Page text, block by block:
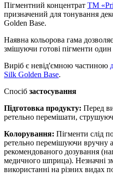
Пігментний концентрат ТМ
призначений для тонування
Golden Base.
Наявна кольорова гама
змішуючи готові пігменти
Виріб є невід'ємною частиною
Silk Golden Base.
Спосіб застосування
Підготовка продукту: Перед
ретельно перемішати,
Колорування: Пігменти слід
ретельно перемішуючи вручну
рекомендованого дозування
медичного шприца). Незначні
використанні на різних видах